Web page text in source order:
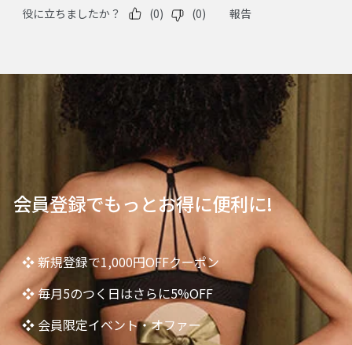
会員登録でもっとお得に便利に!
❖ 新規登録で1,000円OFFクーポン
❖ 毎月5のつく日はさらに5%OFF
❖ 会員限定イベント・オファー